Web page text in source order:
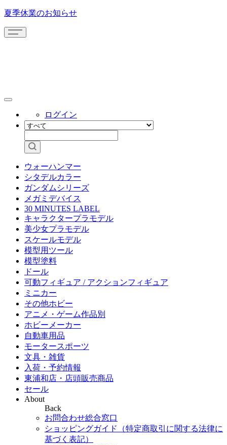
夏季休業のお知らせ
ログイン
ウォーハンマー
シタデルカラー
ガンダムシリーズ
メガミデバイス
30 MINUTES LABEL
キャラクタープラモデル
美少女プラモデル
スケールモデル
模型用ツール
模型塗料
ドール
可動フィギュア / アクションフィギュア
ミニカー
その他ホビー
アニメ・ゲーム作品別
ホビーメーカー
自動車用品
モータースポーツ
文具・雑貨
入荷・予約情報
東浦和店・店頭販売商品
セール
About
Back
お問合わせ総合窓口
ショッピングガイド（特定商取引に関する法律に
基づく表記）